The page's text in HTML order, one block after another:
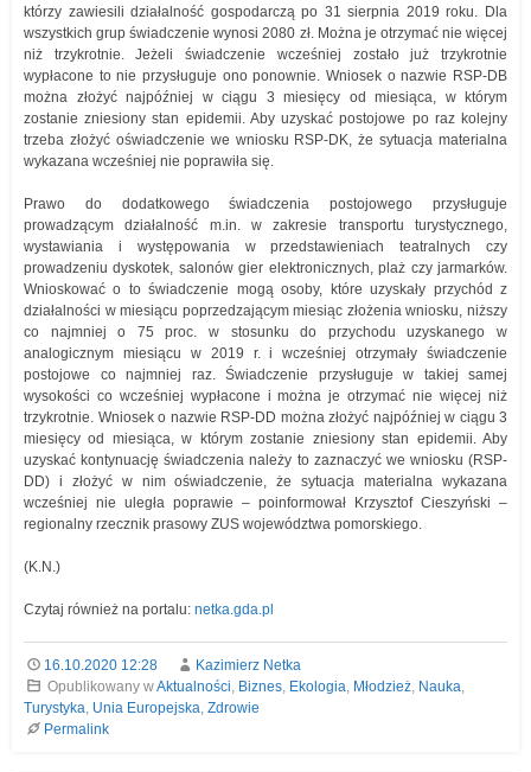
którzy zawiesili działalność gospodarczą po 31 sierpnia 2019 roku. Dla
wszystkich grup świadczenie wynosi 2080 zł. Można je otrzymać nie więcej
niż trzykrotnie. Jeżeli świadczenie wcześniej zostało już trzykrotnie
wypłacone to nie przysługuje ono ponownie. Wniosek o nazwie RSP-DB
można złożyć najpóźniej w ciągu 3 miesięcy od miesiąca, w którym
zostanie zniesiony stan epidemii. Aby uzyskać postojowe po raz kolejny
trzeba złożyć oświadczenie we wniosku RSP-DK, że sytuacja materialna
wykazana wcześniej nie poprawiła się.
Prawo do dodatkowego świadczenia postojowego przysługuje
prowadzącym działalność m.in. w zakresie transportu turystycznego,
wystawiania i występowania w przedstawieniach teatralnych czy
prowadzeniu dyskotek, salonów gier elektronicznych, plaż czy jarmarków.
Wnioskować o to świadczenie mogą osoby, które uzyskały przychód z
działalności w miesiącu poprzedzającym miesiąc złożenia wniosku, niższy
co najmniej o 75 proc. w stosunku do przychodu uzyskanego w
analogicznym miesiącu w 2019 r. i wcześniej otrzymały świadczenie
postojowe co najmniej raz. Świadczenie przysługuje w takiej samej
wysokości co wcześniej wypłacone i można je otrzymać nie więcej niż
trzykrotnie. Wniosek o nazwie RSP-DD można złożyć najpóźniej w ciągu 3
miesięcy od miesiąca, w którym zostanie zniesiony stan epidemii. Aby
uzyskać kontynuację świadczenia należy to zaznaczyć we wniosku (RSP-
DD) i złożyć w nim oświadczenie, że sytuacja materialna wykazana
wcześniej nie uległa poprawie – poinformował Krzysztof Cieszyński –
regionalny rzecznik prasowy ZUS województwa pomorskiego.
(K.N.)
Czytaj również na portalu: netka.gda.pl
16.10.2020 12:28
Kazimierz Netka
Opublikowany wAktualności, Biznes, Ekologia, Młodzież, Nauka,
Turystyka, Unia Europejska, Zdrowie
Permalink